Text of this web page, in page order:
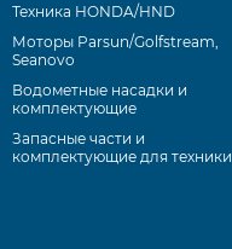
Техника HONDA/HND
Моторы Parsun/Golfstream,
Seanovo
Водометные насадки и
комплектующие
Запасные части и
комплектующие для техники